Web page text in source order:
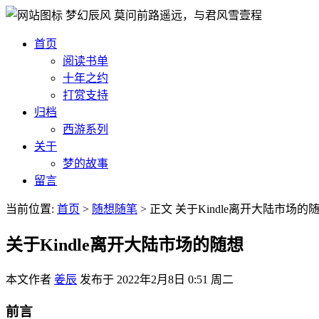
梦幻辰风 莫问前路遥远，与君风雪壹程
首页
阅读书单
十年之约
打赏支持
归档
西游系列
关于
梦的故事
留言
当前位置: 首页 > 随想随笔 > 正文 关于Kindle离开大陆市场的
关于Kindle离开大陆市场的随想
本文作者 姜辰 发布于 2022年2月8日 0:51 周二
前言